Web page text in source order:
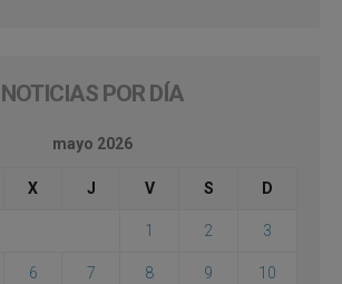
NOTICIAS POR DÍA
mayo 2026
X J V S D
1 2 3
6 7 8 9 10